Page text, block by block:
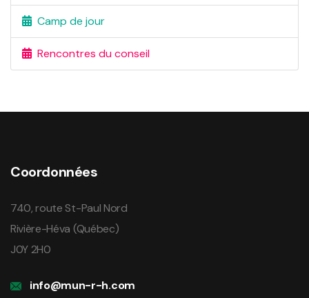
Camp de jour
Rencontres du conseil
Coordonnées
740, route St-Paul Nord
Rivière-Héva (Québec)
J0Y 2H0
info@mun-r-h.com